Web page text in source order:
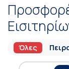
Όλες